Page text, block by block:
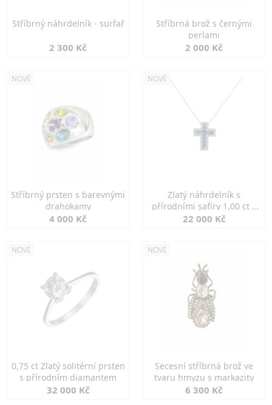
Stříbrný náhrdelník - surfař
2 300 Kč
Stříbrná brož s černými
perlami
2 000 Kč
NOVÉ
Stříbrný prsten s barevnými
drahokamy
4 000 Kč
NOVÉ
Zlatý náhrdelník s
přírodními safíry 1,00 ct a
diamanty
22 000 Kč
NOVÉ
0,75 ct Zlatý solitérní prsten
s přírodním diamantem
32 000 Kč
NOVÉ
Secesní stříbrná brož ve
tvaru hmyzu s markazity
6 300 Kč